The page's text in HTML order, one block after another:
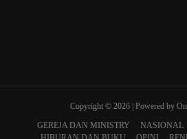
Copyright © 2026 | Powered by
GEREJA DAN MINISTRY
NASIONAL